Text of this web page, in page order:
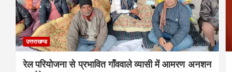
उत्तराखण्ड
रेल परियोजना से प्रभावित गाँववाले व्यासी में आमरण अनशन